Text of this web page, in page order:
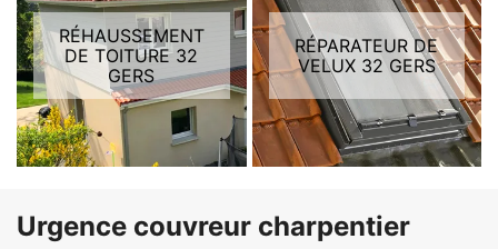
RÉHAUSSEMENT
DE TOITURE 32
GERS
RÉPARATEUR DE
VELUX 32 GERS
Urgence couvreur charpentier